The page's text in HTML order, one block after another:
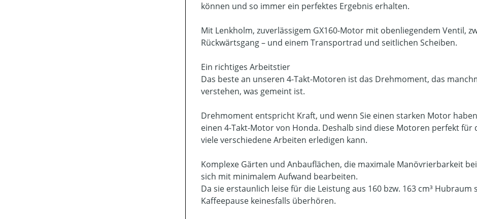
können und so immer ein perfektes Ergebnis erhalten.
Mit Lenkholm, zuverlässigem GX160-Motor mit obenliegendem Ventil,
Rückwärtsgang – und einem Transportrad und seitlichen Scheiben.
Ein richtiges Arbeitstier
Das beste an unseren 4-Takt-Motoren ist das Drehmoment, das
verstehen, was gemeint ist.
Drehmoment entspricht Kraft, und wenn Sie einen starken Motor
einen 4-Takt-Motor von Honda. Deshalb sind diese Motoren perfekt
viele verschiedene Arbeiten erledigen kann.
Komplexe Gärten und Anbauflächen, die maximale Manövrierbarkeit
sich mit minimalem Aufwand bearbeiten.
Da sie erstaunlich leise für die Leistung aus 160 bzw. 163 cm³
Kaffeepause keinesfalls überhören.